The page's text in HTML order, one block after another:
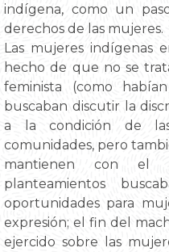
indígena, como un
derechos de las mujeres.
Las mujeres indígenas
hecho de que no se
feminista (como
buscaban discutir la
a la condición de
comunidades, pero
mantienen con el
planteamientos
oportunidades para
expresión; el fin del
ejercido sobre las